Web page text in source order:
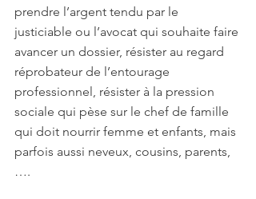
prendre l’argent tendu par le
justiciable ou l’avocat qui souhaite faire
avancer un dossier, résister au regard
réprobateur de l’entourage
professionnel, résister à la pression
sociale qui pèse sur le chef de famille
qui doit nourrir femme et enfants, mais
parfois aussi neveux, cousins, parents,
….